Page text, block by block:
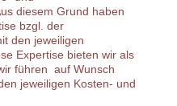
diesem Grund haben
bzgl. der
den jeweiligen
Expertise bieten wir als
führen auf Wunsch
jeweiligen Kosten- und